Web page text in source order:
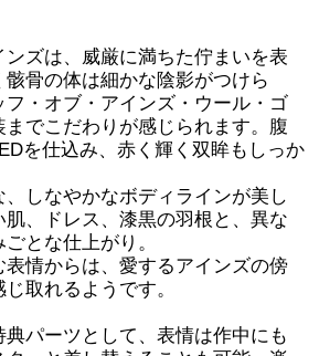
ンズは、威厳に満ちた佇まいを表
骨の体は細かな陰影がつけら
・オブ・アインズ・ウール・ゴ
までこだわりが感じられます。腹
を仕込み、赤く輝く双眸もしっか
しなやかなボディラインが美し
、ドレス、漆黒の羽根と、異な
とな仕上がり。
情からは、愛するアインズの傍
取れるようです。
典パーツとして、表情は作中にも